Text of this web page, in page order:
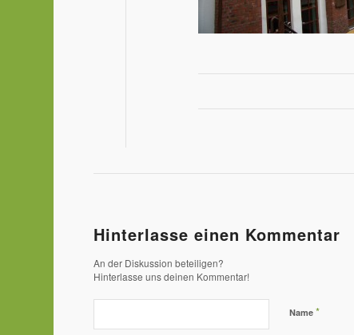
Hinterlasse einen Kommentar
An der Diskussion beteiligen?
Hinterlasse uns deinen Kommentar!
Name*